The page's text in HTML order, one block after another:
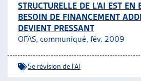
STRUCTURELLE DE L’AI EST
BESOIN DE FINANCEMENT
DEVIENT PRESSANT
OFAS, communiqué, fév. 2009
5e révision de l'AI